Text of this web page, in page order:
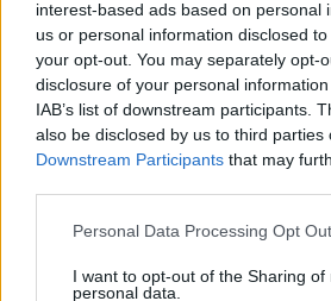
interest-based ads based on personal
us or personal information disclosed
your opt-out. You may separately opt-
disclosure of your personal
IAB’s list of downstream participants.
also be disclosed by us to third parties
Downstream Participants that may
Personal Data Processing Opt
I want to opt-out of the Sharing of
personal data.
δυνατός»
Ο ηθοποιός και
στο Instagram
πρόσφατη
θάρρους
διαρκείας
Οπαδός από